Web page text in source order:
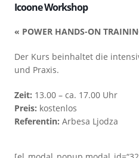
Icoone Workshop
« POWER HANDS-ON
Der Kurs beinhaltet die
und Praxis.
Zeit: 13.00 – ca. 17.00 Uhr
Preis: kostenlos
Referentin: Arbesa Ljodza